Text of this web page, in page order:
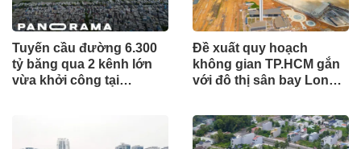
Tuyến cầu đường 6.300
tỷ băng qua 2 kênh lớn
vừa khởi công tại
Đề xuất quy hoạch
không gian TP.HCM gắn
với đô thị sân bay Long